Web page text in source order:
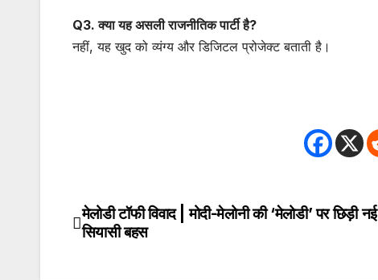
Q3. क्या यह असली राजनीतिक पार्टी है?
नहीं, यह खुद को व्यंग्य और डिजिटल प्रोजेक्ट बताती है।
Post
मेलोडी टॉफी विवाद | मोदी-मेलोनी की ‘मेलोडी’ पर छिड़ी नई
सियासी बहस